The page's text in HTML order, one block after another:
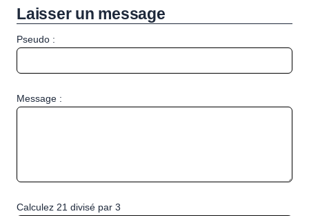
Laisser un message
Pseudo :
Message :
Calculez 21 divisé par 3